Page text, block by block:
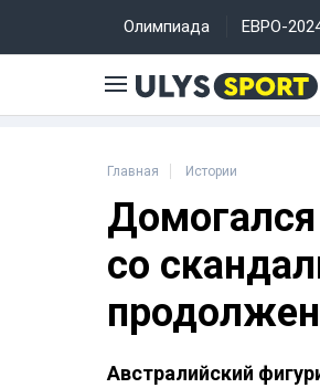
Олимпиада ЕВРО-
Главная Истории
со
Австралийский